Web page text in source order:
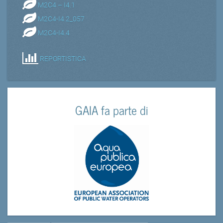
M2C4 – I4.1
M2C4-I4.2_057
M2C4-I4.4
REPORTISTICA
GAIA fa parte di